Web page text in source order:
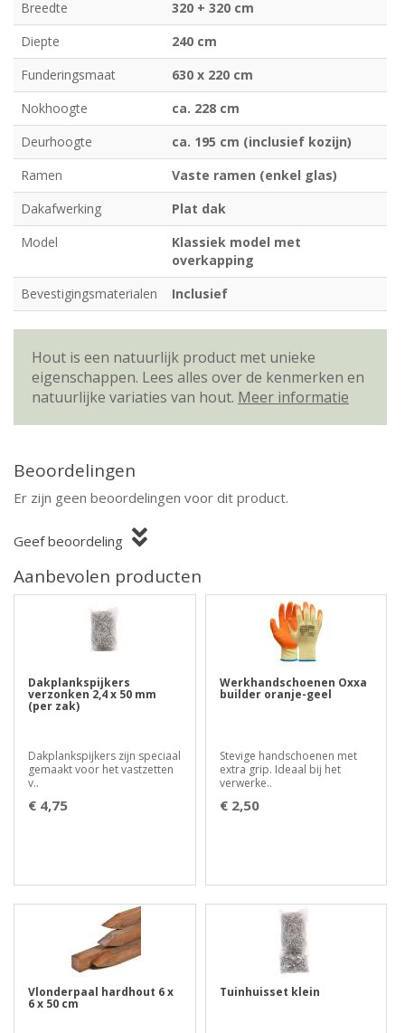
Breedte
320 + 320 cm
Diepte
240 cm
Funderingsmaat
630 x 220 cm
Nokhoogte
ca. 228 cm
Deurhoogte
ca. 195 cm (inclusief kozijn)
Ramen
Vaste ramen (enkel glas)
Dakafwerking
Plat dak
Model
Klassiek model met
overkapping
Bevestigingsmaterialen
Inclusief
Hout is een natuurlijk product met unieke
eigenschappen. Lees alles over de kenmerken en
natuurlijke variaties van hout. Meer informatie
Beoordelingen
Er zijn geen beoordelingen voor dit product.
Geef beoordeling
Aanbevolen producten
Dakplankspijkers
verzonken 2,4 x 50 mm
(per zak)
Dakplankspijkers zijn speciaal
gemaakt voor het vastzetten
v..
€ 4,75
Werkhandschoenen Oxxa
builder oranje-geel
Stevige handschoenen met
extra grip. Ideaal bij het
verwerke..
€ 2,50
Vlonderpaal hardhout 6 x
6 x 50 cm
Tuinhuisset klein